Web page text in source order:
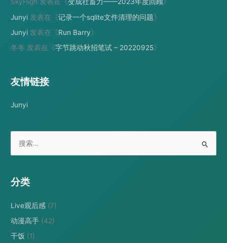
SkyHigh 发表在《变成社畜力——2023年度回顾》
Junyi 发表在《记录一个sqlite文件清理的问题》
Junyi 发表在《Run Barry》
冬冬 发表在《字节跳动秋招笔试 – 20220925》
友情链接
Junyi
分类
Live观后感 (7)
动漫高手 (42)
干饭 (1)